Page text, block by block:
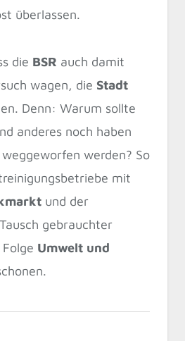
überlassen.
die BSR auch damit
wagen, die Stadt
Denn: Warum sollte
anderes noch haben
werden? So
mit
und der
gebrauchter
Umwelt und